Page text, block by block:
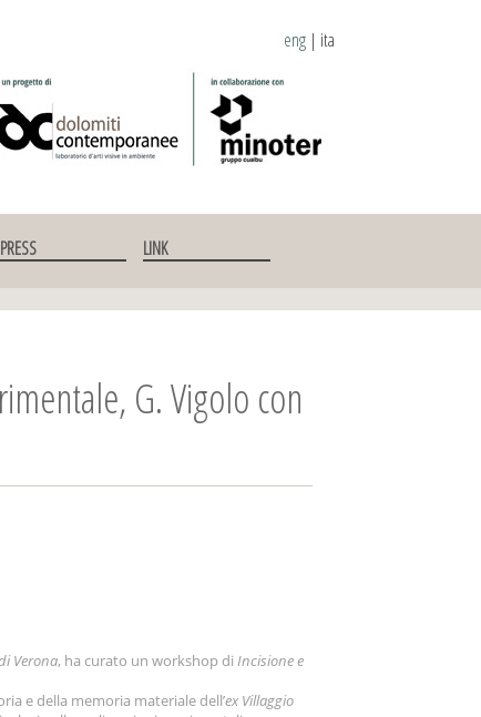
eng | ita
PRESS LINK
G. Vigolo con
Verona, ha curato un workshop di Incisione e
e della memoria materiale dell’ex Villaggio